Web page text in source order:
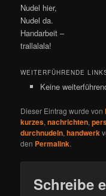
Nudel hier,
Nudel da.
Handarbeit –
trallalala!
WEITERFÜHRENDE
Keine
Dieser Eintrag wurde von
kurzes,nachrichten,
durchnudeln,handwerk
den Permalink.
Schreibe